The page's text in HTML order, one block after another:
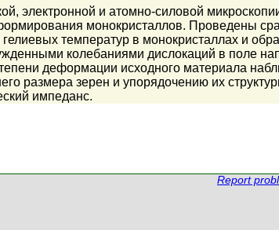
электронной и атомно-силовой
монокристаллов. Проведены
температур в монокристаллах и
колебаниями дислокаций в поле
деформации исходного материала
размера зерен и упорядочению их
импеданс.
Report